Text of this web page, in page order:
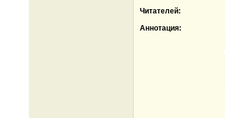
Читателей:
Аннотация: